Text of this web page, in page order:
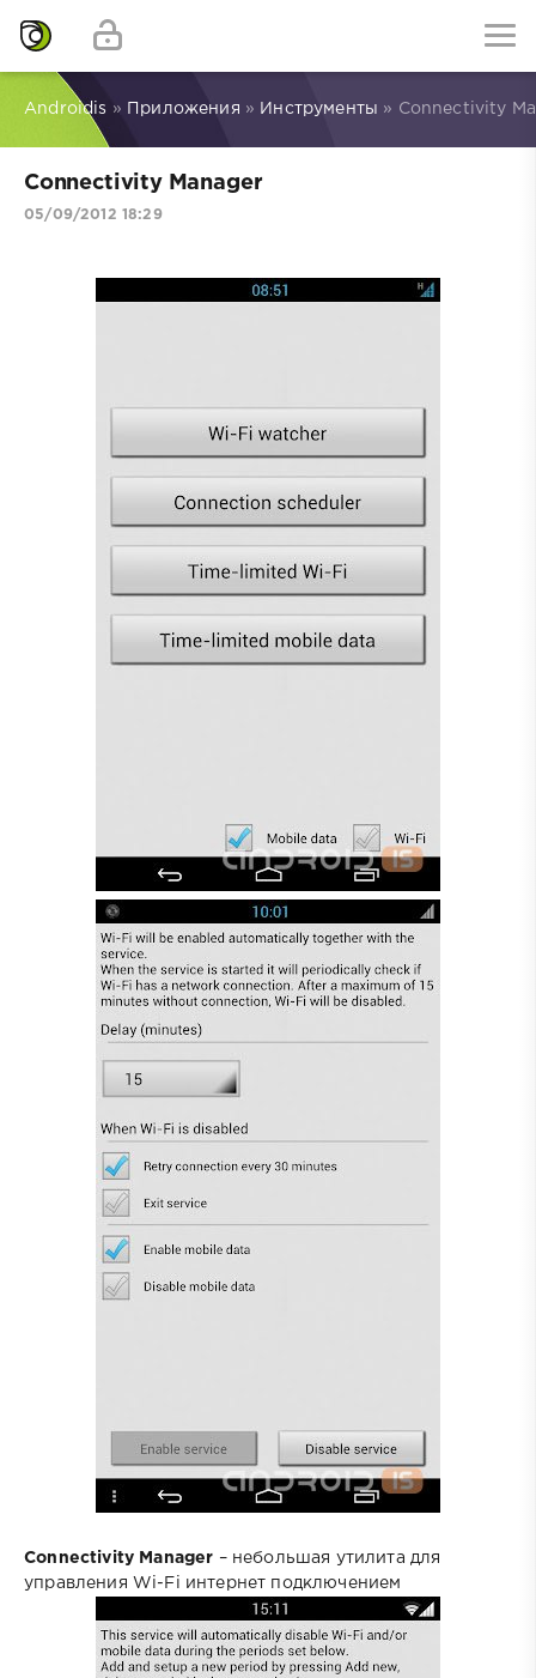
Androidis » Приложения » Инструменты » Connectivity
Connectivity Manager
05/09/2012 18:29
Connectivity Manager – небольшая утилита для
управления Wi-Fi интернет подключением